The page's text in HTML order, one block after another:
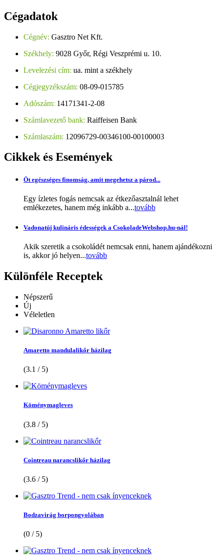
Cégadatok
Cégnév: Gasztro Net Kft.
Székhely: 9028 Győr, Régi Veszprémi u. 10.
Levelezési cím: ua. mint a székhely
Cégjegyzékszám: 08-09-015785
Adószám: 14171341-2-08
Számlavezető bank: Raiffeisen Bank
Számlaszám: 12096729-00346100-00100003
Cikkekés Események
Öt egészséges finomság, amit megehetsz a párod...
Egy ízletes fogás nemcsak az étkezőasztalnál lehet
emlékezetes, hanem még inkább a...tovább
Vadonatúj kulináris édességek a CsokoladeWebshop.hu-nál!
Akik szeretik a csokoládét nemcsak enni, hanem ajándékozni
is, akkor jó helyen...tovább
Különféle Receptek
Népszerű
Új
Véleletlen
Amaretto mandulalikőr házilag
(3.1 / 5)
Köménymagleves
(3.8 / 5)
Cointreau narancslikőr házilag
(3.6 / 5)
Bodzavirág borpongyolában
(0 / 5)